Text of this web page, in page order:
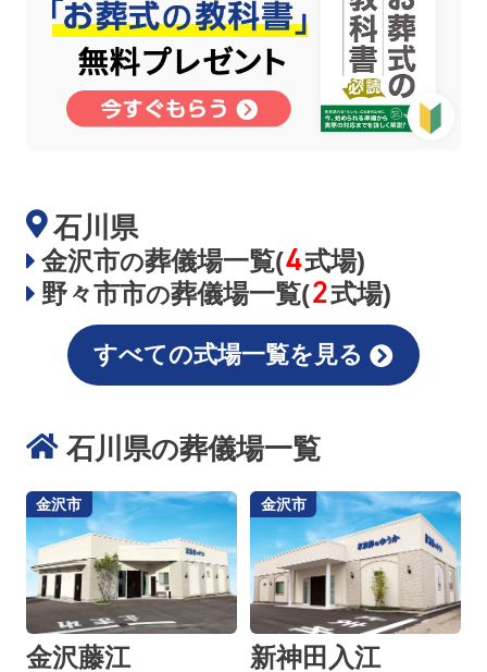
石川県
金沢市の葬儀場一覧(4式場)
野々市市の葬儀場一覧(2式場)
すべての式場一覧を見る
石川県の葬儀場一覧
金沢市
金沢藤江
金沢市
新神田入江